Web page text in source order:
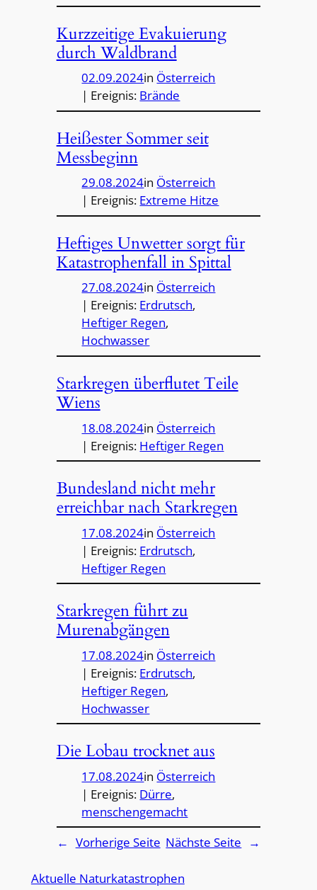
Kurzzeitige Evakuierung
durch Waldbrand
02.09.2024in Österreich
| Ereignis: Brände
Heißester Sommer seit
Messbeginn
29.08.2024in Österreich
| Ereignis: Extreme Hitze
Heftiges Unwetter sorgt für
Katastrophenfall in Spittal
27.08.2024in Österreich
| Ereignis: Erdrutsch
Heftiger Regen
Hochwasser
Starkregen überflutet Teile
Wiens
18.08.2024in Österreich
| Ereignis: Heftiger Regen
Bundesland nicht mehr
erreichbar nach Starkregen
17.08.2024in Österreich
| Ereignis: Erdrutsch
Heftiger Regen
Starkregen führt zu
Murenabgängen
17.08.2024in Österreich
| Ereignis: Erdrutsch
Heftiger Regen
Hochwasser
Die Lobau trocknet aus
17.08.2024in Österreich
| Ereignis: Dürre
menschengemacht
← Vorherige Seite Nächste Seite →
Aktuelle Naturkatastrophen